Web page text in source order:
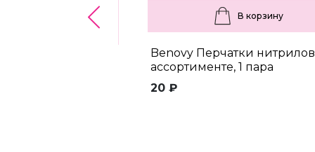
В корзину
Benovy Перчатки
ассортименте, 1 пара
20 ₽